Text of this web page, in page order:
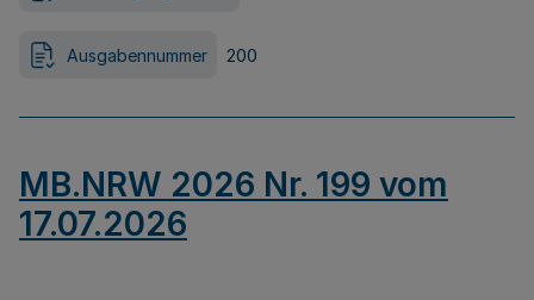
Ausgabennummer 200
MB.NRW 2026 Nr. 199 vom
17.07.2026